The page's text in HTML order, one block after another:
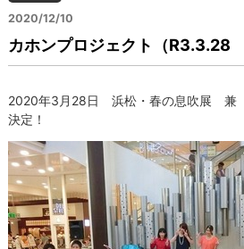
2020/12/10
カホンプロジェクト（R3.3.28
2020年3月28日 浜松・春の息吹展
決定！